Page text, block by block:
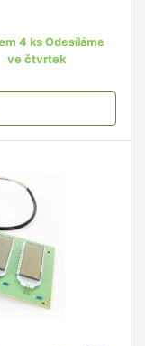
4 ks Odesíláme
ve čtvrtek